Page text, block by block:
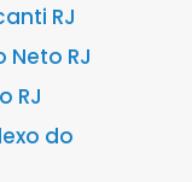
RJ
RJ
RJ
do